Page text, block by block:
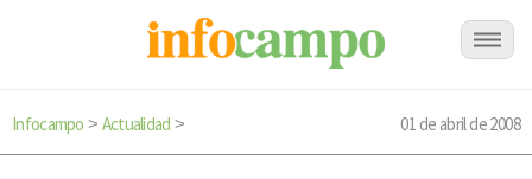
Infocampo > Actualidad > 01 de abril de 2008